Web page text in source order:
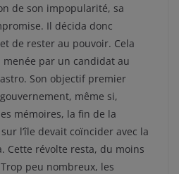
de son impopularité, sa
Il décida donc
de rester au pouvoir. Cela
par un candidat au
Son objectif premier
même si,
mémoires, la fin de la
l’île devait coïncider avec la
Cette révolte resta, du moins
peu nombreux, les